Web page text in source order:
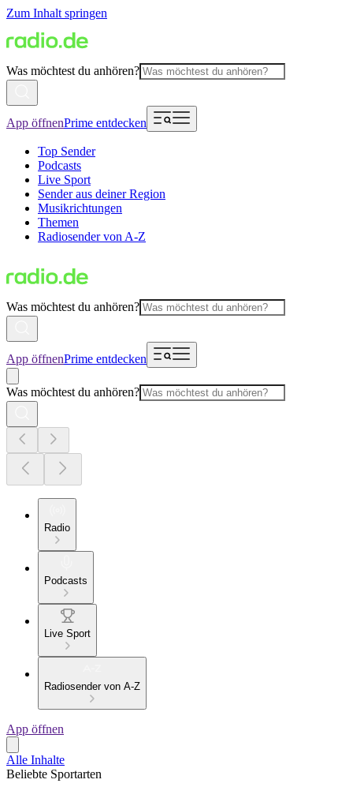
Zum Inhalt springen
Was möchtest du anhören?
App öffnenPrime entdecken
Top Sender
Podcasts
Live Sport
Sender aus deiner Region
Musikrichtungen
Themen
Radiosender von A-Z
Was möchtest du anhören?
App öffnenPrime entdecken
Was möchtest du anhören?
Radio
Podcasts
Live Sport
Radiosender von A-Z
App öffnen
Alle Inhalte
Beliebte Sportarten